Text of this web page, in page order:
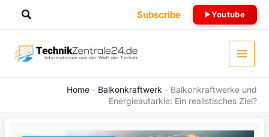
Suchen Subscribe Youtube
Home - Balkonkraftwerk - Balkonkraftwerke und
Energieautarkie: Ein realistisches Ziel?